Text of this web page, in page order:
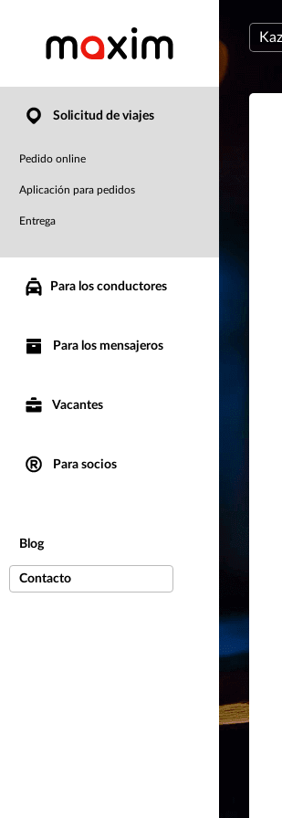
Solicitud de viajes
Pedido online
Aplicación para pedidos
Entrega
Para los conductores
Para los mensajeros
Vacantes
Para socios
Blog
Contacto